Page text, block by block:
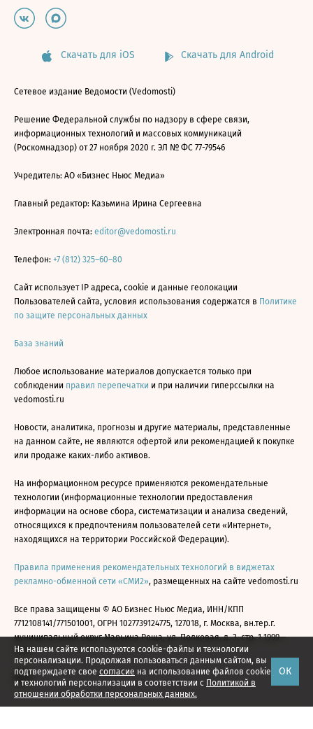
На нашем сайте используются cookie-файлы и технологии
персонализации. Продолжая пользоваться данным сайтом, вы
подтверждаете свое согласие на использование файлов cookie
и технологий персонализации в соответствии с Политикой в
отношении обработки персональных данных.
ОК
Скачать для iOS Скачать для Android
Сетевое издание Ведомости (Vedomosti)
Решение Федеральной службы по надзору в сфере связи,
информационных технологий и массовых коммуникаций
(Роскомнадзор) от 27 ноября 2020 г. ЭЛ № ФС 77-79546
Учредитель: АО «Бизнес Ньюс Медиа»
Главный редактор: Казьмина Ирина Сергеевна
Электронная почта: editor@vedomosti.ru
Телефон: +7 (812) 325–60–80
Сайт использует IP адреса, cookie и данные геолокации
Пользователей сайта, условия использования содержатся в Политике
по защите персональных данных
База знаний
Любое использование материалов допускается только при
соблюдении правил перепечатки и при наличии гиперссылки на
vedomosti.ru
Новости, аналитика, прогнозы и другие материалы, представленные
на данном сайте, не являются офертой или рекомендацией к покупке
или продаже каких-либо активов.
На информационном ресурсе применяются рекомендательные
технологии (информационные технологии предоставления
информации на основе сбора, систематизации и анализа сведений,
относящихся к предпочтениям пользователей сети «Интернет»,
находящихся на территории Российской Федерации).
Правила применения рекомендательных технологий в виджетах
рекламно-обменной сети «СМИ2», размещенных на сайте vedomosti.ru
Все права защищены © АО Бизнес Ньюс Медиа, ИНН/КПП
7712108141/771501001, ОГРН 1027739124775, 127018, г. Москва, вн.тер.г.
муниципальный округ Марьина Роща, ул. Полковая, д. 3, стр. 1 1999—
2026